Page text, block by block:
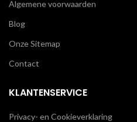
Algemene voorwaarden
Blog
Onze Sitemap
Contact
KLANTENSERVICE
Privacy- en Cookieverklaring